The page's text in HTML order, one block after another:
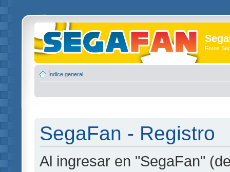
Foros
Índice general
SegaFan - Registro
Al ingresar en "SegaFan"